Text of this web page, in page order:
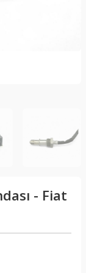
- Fiat